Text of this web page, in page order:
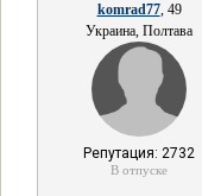
komrad77, 49
Украина, Полтава
Репутация: 2732
В отпуске